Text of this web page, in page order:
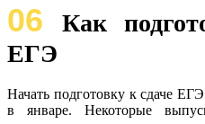
06Как
ЕГЭ
Начать подготовку к сдаче
в январе. Некоторые